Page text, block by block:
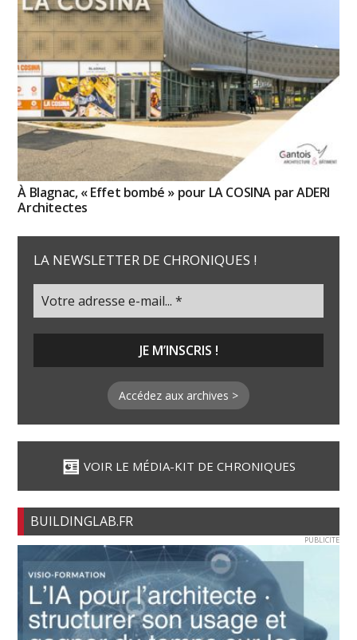
À Blagnac, « Effet bombé » pour LA COSINA par ADERI
Architectes
LA NEWSLETTER DE CHRONIQUES !
Accédez aux archives >
VOIR LE MÉDIA-KIT DE CHRONIQUES
BUILDINGLAB.FR
PUBLICITE